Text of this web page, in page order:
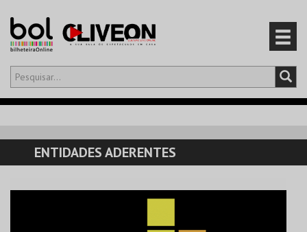
Olá,iniciar sessão
CARRINHO
EVENTOS
ENTIDADES ADERENTES